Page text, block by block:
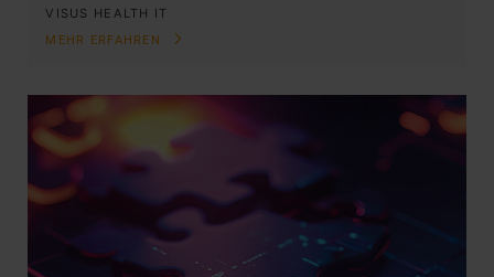
VISUS HEALTH IT
MEHR ERFAHREN